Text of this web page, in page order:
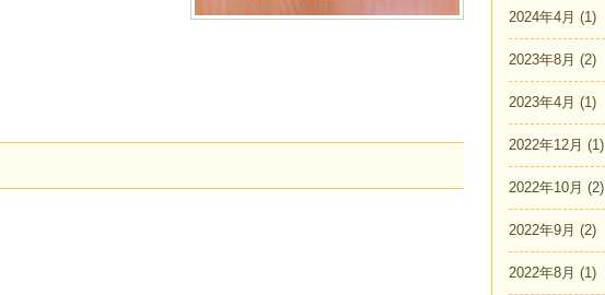
2024年4月 (1)
2023年8月 (2)
2023年4月 (1)
2022年12月 (1)
2022年10月 (2)
2022年9月 (2)
2022年8月 (1)